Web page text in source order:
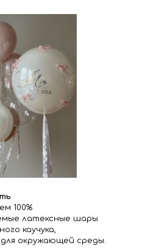
100%
латексные шары
каучука,
окружающей среды.